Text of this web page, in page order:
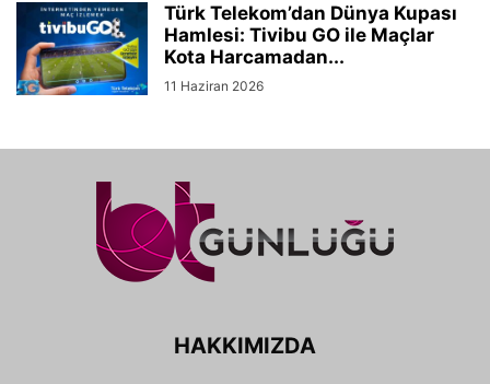
Türk Telekom’dan Dünya Kupası
Hamlesi: Tivibu GO ile Maçlar
Kota Harcamadan...
11 Haziran 2026
HAKKIMIZDA